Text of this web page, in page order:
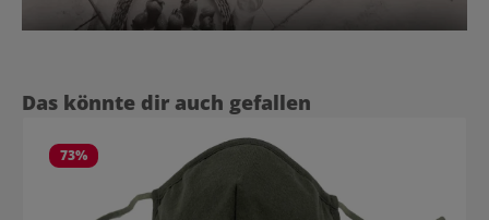
Produktgalerie überspringen
Das könnte dir auch gefallen
73%